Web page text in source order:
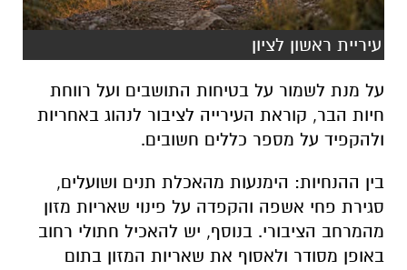
עיריית ראשון לציון
על מנת לשמור על בטיחות התושבים ועל רווחת
חיות הבר, קוראת העירייה לציבור לנהוג באחריות
ולהקפיד על מספר כללים חשובים.
בין ההנחיות: הימנעות מהאכלת תנים ושועלים,
סגירת פחי אשפה והקפדה על פינוי שאריות מזון
מהמרחב הציבורי. בנוסף, יש להאכיל חתולי רחוב
באופן מסודר ולאסוף את שאריות המזון בתום